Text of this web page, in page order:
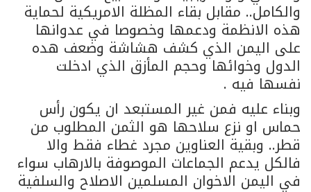
والكامل.. مقابل بقاء المظلة الامريكية لحماية
هذه الانظمة ودعمها وخصوصا في عدوانها
على اليمن الذي كشف هشاشة وضعف هده
الدول وخوائها وحجم المأزق الذي ادخلت
نفسها فيه .
وبناء عليه فمن غير المستبعد ان يكون رأس
حماس او نزع سلاحها هو الثمن المطلوب من
قطر.. وبقية العناوين مجرد غطاء فقط والا
فالكل يدعم الجماعات الموصوفة بالارهاب سواء
في اليمن الاخوان المسلمين الاصلاح والسلفية